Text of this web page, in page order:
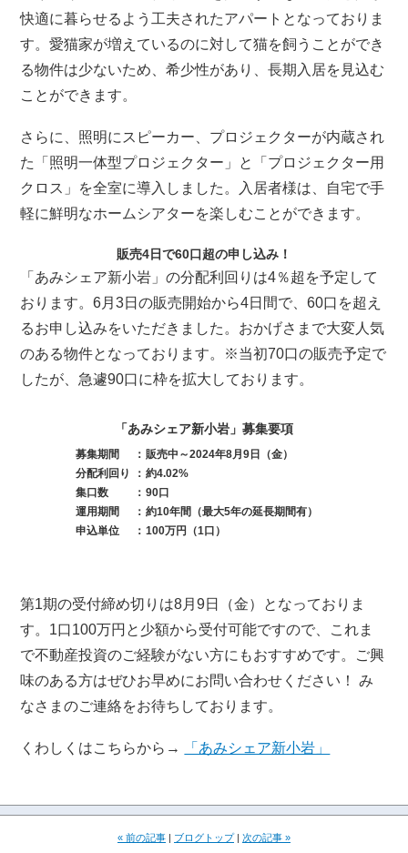
快適に暮らせるよう工夫されたアパートとなっておりま
す。愛猫家が増えているのに対して猫を飼うことができ
る物件は少ないため、希少性があり、長期入居を見込む
ことができます。
さらに、照明にスピーカー、プロジェクターが内蔵され
た「照明一体型プロジェクター」と「プロジェクター用
クロス」を全室に導入しました。入居者様は、自宅で手
軽に鮮明なホームシアターを楽しむことができます。
販売4日で60口超の申し込み！
「あみシェア新小岩」の分配利回りは4％超を予定して
おります。6月3日の販売開始から4日間で、60口を超え
るお申し込みをいただきました。おかげさまで大変人気
のある物件となっております。※当初70口の販売予定で
したが、急遽90口に枠を拡大しております。
「あみシェア新小岩」募集要項
募集期間 ： 販売中～2024年8月9日（金）
分配利回り
： 約4.02%
集口数
： 90口
運用期間
： 約10年間（最大5年の延長期間有）
申込単位
： 100万円（1口）
第1期の受付締め切りは8月9日（金）となっておりま
す。1口100万円と少額から受付可能ですので、これま
で不動産投資のご経験がない方にもおすすめです。ご興
味のある方はぜひお早めにお問い合わせください！ み
なさまのご連絡をお待ちしております。
くわしくはこちらから→ 「あみシェア新小岩」
« 前の記事 ブログトップ| 次の記事 »